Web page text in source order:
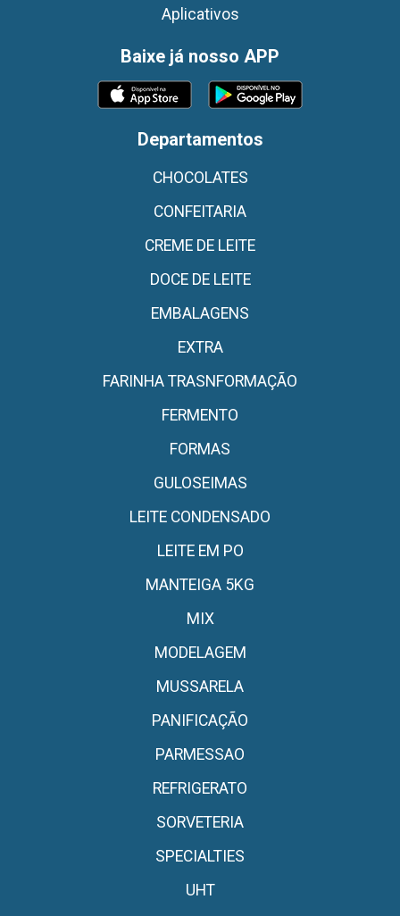
Aplicativos
Baixe já nosso APP
Departamentos
CHOCOLATES
CONFEITARIA
CREME DE LEITE
DOCE DE LEITE
EMBALAGENS
EXTRA
FARINHA TRASNFORMAÇÃO
FERMENTO
FORMAS
GULOSEIMAS
LEITE CONDENSADO
LEITE EM PO
MANTEIGA 5KG
MIX
MODELAGEM
MUSSARELA
PANIFICAÇÃO
PARMESSAO
REFRIGERATO
SORVETERIA
SPECIALTIES
UHT